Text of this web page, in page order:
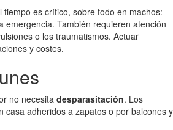
es crítico, sobre todo en machos:
emergencia. También requieren atención
o los traumatismos. Actuar
y costes.
no necesita desparasitación. Los
casa adheridos a zapatos o por balcones y